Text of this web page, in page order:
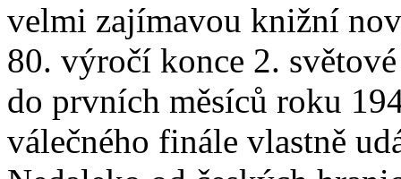
velmi zajímavou knižní
80. výročí konce 2.
do prvních měsíců roku
válečného finále vlastně